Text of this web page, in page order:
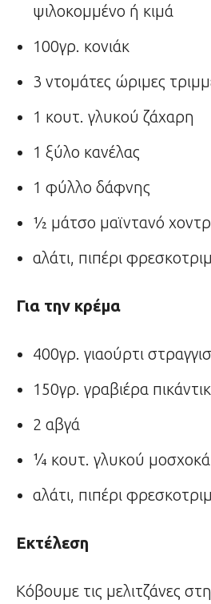
ψιλοκομμένο ή κιμά
100γρ. κονιάκ
3 ντομάτες ώριμες
1 κουτ. γλυκού ζάχαρη
1 ξύλο κανέλας
1 φύλλο δάφνης
½ μάτσο μαϊντανό
αλάτι, πιπέρι
Για την κρέμα
400γρ. γιαούρτι
150γρ. γραβιέρα
2 αβγά
¼ κουτ. γλυκού
αλάτι, πιπέρι
Εκτέλεση
Κόβουμε τις μελιτζάνες